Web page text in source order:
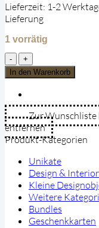
Lieferzeit: 1-2
Lieferung
1 vorrätig
Wandbild
Giraffe
-
aus
verzinktem
Stahl
(Groß)
Menge
In den Warenkorb
Zur Wunschliste
entfernen
Produkt-Kategorien
Unikate
Design &
Kleine
Weitere
Bundles
Geschenkkarten